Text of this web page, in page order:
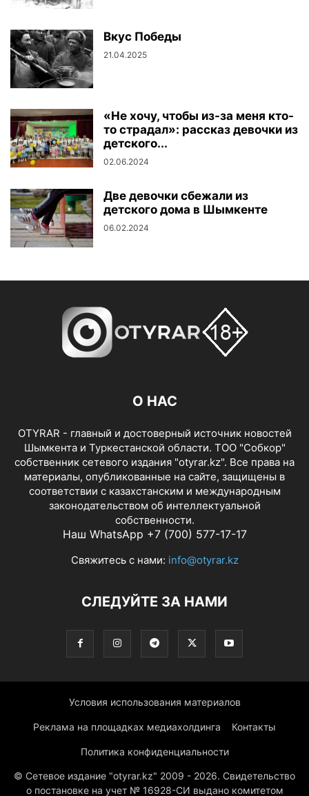
Вкус Победы
21.04.2025
«Не хочу, чтобы из-за меня кто-
то страдал»: рассказ девочки из
детского...
02.06.2024
Две девочки сбежали из
детского дома в Шымкенте
06.02.2024
О НАС
OTYRAR - главный и достоверный источник новостей
Шымкента и Туркестанской области. ТОО "Собкор"
собственник сетевого издания "otyrar.kz". Все права на
материалы, опубликованные на сайте, защищены в
соответствии с казахстанским и международным
законодательством об интеллектуальной
собственности.
Наш WhatsApp +7 (700) 577-17-17
Свяжитесь с нами: info@otyrar.kz
СЛЕДУЙТЕ ЗА НАМИ
Условия использования материалов
Реклама на площадках медиахолдинга Контакты
Политика конфиденциальности
© Сетевое издание "otyrar.kz" 2009 - 2026. Свидетельство
о постановке на учет № 16928-СИ выдано комитетом